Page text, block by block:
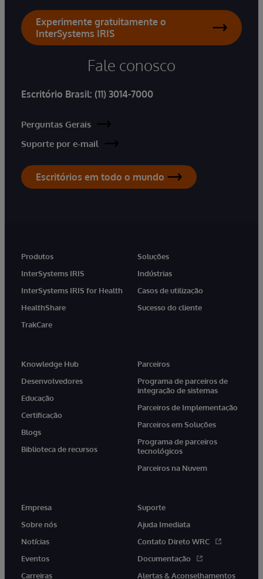
Experimente gratuitamente o
InterSystems IRIS
Fale conosco
Escritório Brasil: (11) 3014-7000
Perguntas Gerais
Suporte por e-mail
Escritórios em todo o mundo
Produtos
InterSystems IRIS
InterSystems IRIS for Health
HealthShare
TrakCare
Soluções
Indústrias
Casos de utilização
Sucesso do cliente
Knowledge Hub
Desenvolvedores
Educação
Certificação
Blogs
Biblioteca de recursos
Parceiros
Programa de parceiros de
integração de sistemas
Parceiros de Implementação
Parceiros em Soluções
Programa de parceiros
tecnológicos
Parceiros na Nuvem
Empresa
Sobre nós
Notícias
Eventos
Carreiras
Suporte
Ajuda Imediata
Contato Direto WRC
Documentação
Alertas & Aconselhamentos